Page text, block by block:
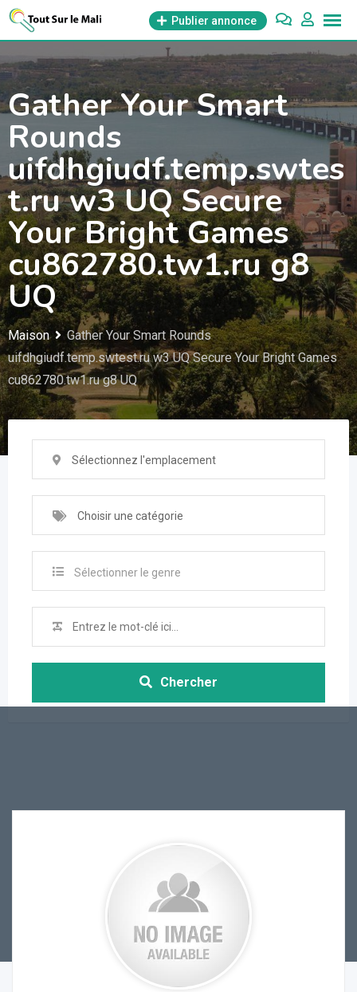
Aller
contenu
Publier annonce
Gather Your Smart
Rounds
uifdhgiudf.temp.swtes
t.ru w3 UQ Secure
Your Bright Games
cu862780.tw1.ru g8
UQ
Maison
Gather Your Smart Rounds
uifdhgiudf.temp.swtest.ru w3 UQ Secure Your Bright Games
cu862780.tw1.ru g8 UQ
Sélectionnez l'emplacement
Choisir une catégorie
Sélectionner le genre
Chercher